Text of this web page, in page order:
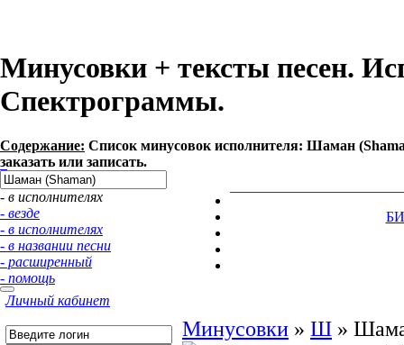
Минусовки + тексты песен.
Спектрограммы.
Содержание: Список минусовок исполнителя: Шаман
заказать или записать.
- в исполнителях
- везде
- в исполнителях
- в названии песни
- расширенный
- помощь
Личный кабинет
Минусовки » Ш »